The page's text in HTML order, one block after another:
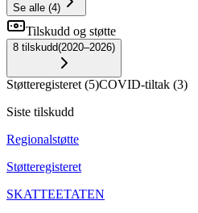
Se alle (4)
Tilskudd og støtte
8 tilskudd(2020–2026)
Støtteregisteret (5)COVID-tiltak (3)
Siste tilskudd
Regionalstøtte
Støtteregisteret
SKATTEETATEN